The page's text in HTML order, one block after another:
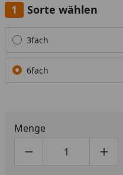
Sorte wählen
Alle anzeigen (2)
3fach
6fach
Menge
Produktmenge um